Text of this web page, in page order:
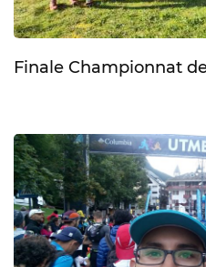
Finale Championnat